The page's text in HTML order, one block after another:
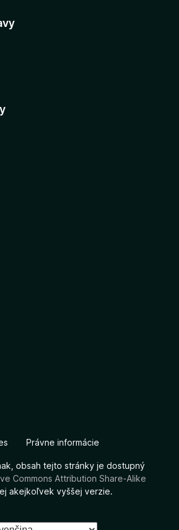
Právne informácie
obsah tejto stránky je dostupný
Commons Attribution Share-Alike
akejkoľvek vyššej verzie.